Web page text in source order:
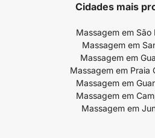
Cidades mais
Massagem em São
Massagem em
Massagem em
Massagem em Praia
Massagem em
Massagem em
Massagem em